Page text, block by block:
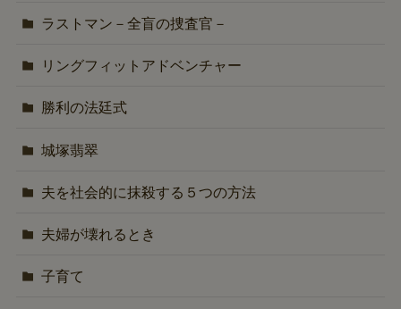
ラストマン－全盲の捜査官－
リングフィットアドベンチャー
勝利の法廷式
城塚翡翠
夫を社会的に抹殺する５つの方法
夫婦が壊れるとき
子育て